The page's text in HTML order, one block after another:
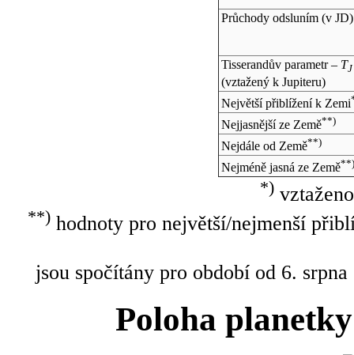
Průchody odsluním (v JD)
Tisserandův parametr – TJ
(vztažený k Jupiteru)
Největší přiblížení k Zemi
Nejjasnější ze Země**)
Nejdále od Země**)
Nejméně jasná ze Země**)
*)
**)hodnoty pro největší/nejmenší
jsou spočítány pro období od 6.
Poloha